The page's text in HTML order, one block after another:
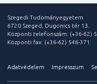
Szegedi Tudományegyetem
6720 Szeged, Dugonics tér 13.
Központi telefonszám: (+36-62)
Központi fax: (+36-62) 546-371
Adatvédelem Impresszum